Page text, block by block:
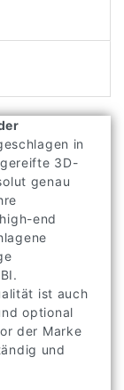
in
3D-
genau
end
ist auch
optional
der Marke
und